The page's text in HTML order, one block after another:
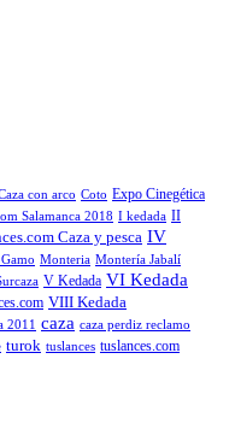
con arco Coto Expo Cinegética
Salamanca 2018 I kedada II
Caza y pesca IV
Monteria Montería Jabalí
V Kedada VI Kedada
VIII Kedada
2011 caza caza perdiz reclamo
turok tuslances tuslances.com